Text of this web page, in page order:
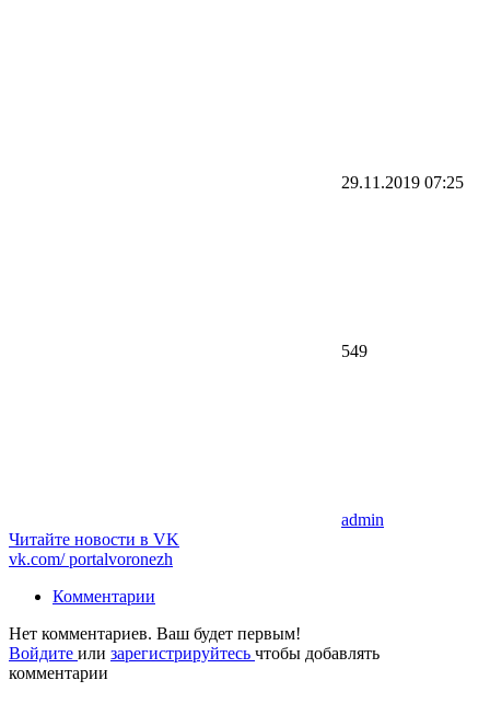
29.11.2019 07:25
549
admin
Читайте новости в VK
vk.com/portalvoronezh
Комментарии
Нет комментариев. Ваш будет первым!
Войдите или зарегистрируйтесь чтобы добавлять
комментарии